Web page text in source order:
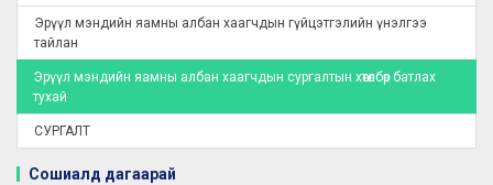
Эрүүл мэндийн яамны албан хаагчдын гүйцэтгэлийн үнэлгээ
тайлан
Эрүүл мэндийн яамны албан хаагчдын сургалтын хөтөлбөр батлах
тухай
СУРГАЛТ
Сошиалд дагаарай